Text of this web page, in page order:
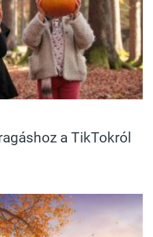
a TikTokról